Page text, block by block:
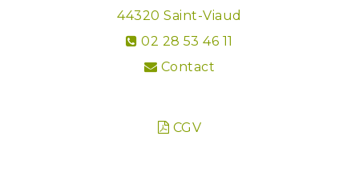
44320 Saint-Viaud
02 28 53 46 11
Contact
CGV